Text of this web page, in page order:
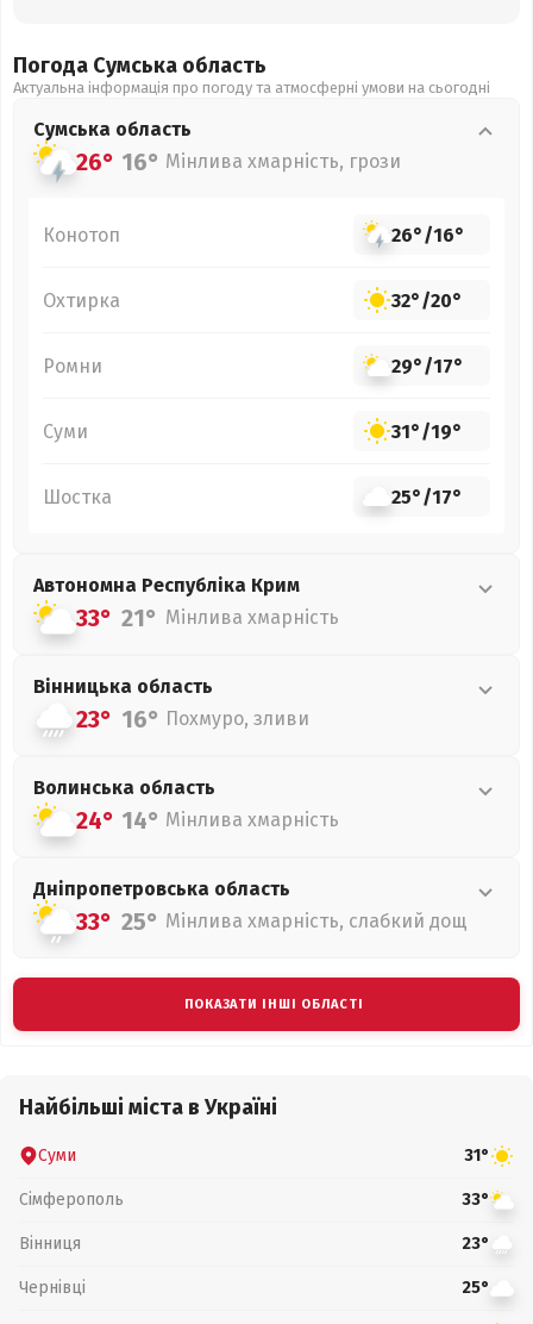
Погода Сумська область
Актуальна інформація про погоду та атмосферні умови на сьогодні
Сумська область
26° 16° Мінлива хмарність, грози
Конотоп 26°/16°
Охтирка 32°/20°
Ромни 29°/17°
Суми 31°/19°
Шостка 25°/17°
Автономна Республіка Крим
33° 21° Мінлива хмарність
Вінницька область
23° 16° Похмуро, зливи
Волинська область
24° 14° Мінлива хмарність
Дніпропетровська область
33° 25° Мінлива хмарність, слабкий дощ
ПОКАЗАТИ ІНШІ ОБЛАСТІ
Найбільші міста в Україні
Суми 31°
Сімферополь 33°
Вінниця 23°
Чернівці 25°